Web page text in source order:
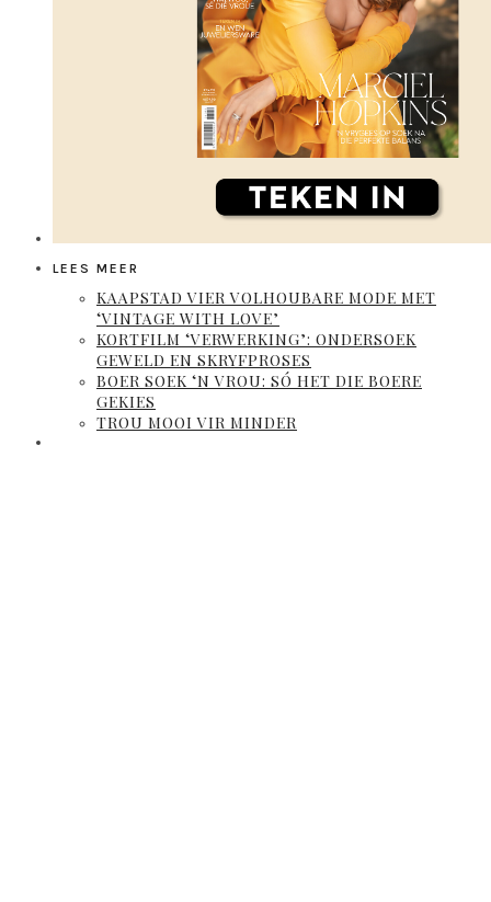
LEES MEER
KAAPSTAD VIER VOLHOUBARE MODE MET
‘VINTAGE WITH LOVE’
KORTFILM ‘VERWERKING’: ONDERSOEK
GEWELD EN SKRYFPROSES
BOER SOEK ‘N VROU: SÓ HET DIE BOERE
GEKIES
TROU MOOI VIR MINDER